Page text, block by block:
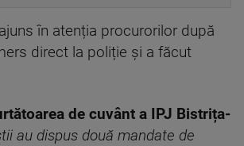
în atenția procurorilor după
direct la poliție și a făcut
de cuvânt a IPJ Bistrița-
au dispus două mandate de